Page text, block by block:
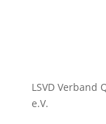
LSVD Verband
e.V.